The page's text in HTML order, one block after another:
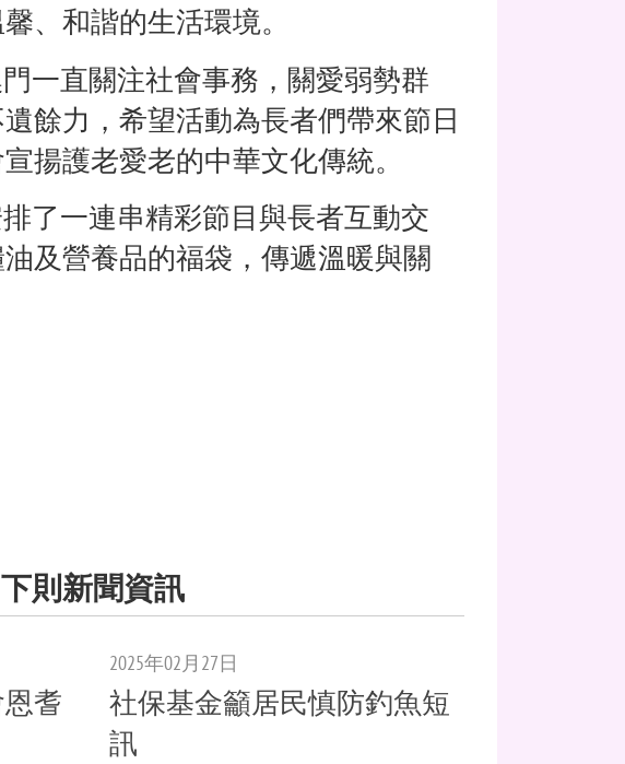
、和諧的生活環境。
一直關注社會事務，關愛弱勢群
餘力，希望活動為長者們帶來節日
揚護老愛老的中華文化傳統。
了一連串精彩節目與長者互動交
及營養品的福袋，傳遞溫暖與關
下則新聞資訊
耆
2025年02月27日
社保基金籲居民慎防釣魚短
訊